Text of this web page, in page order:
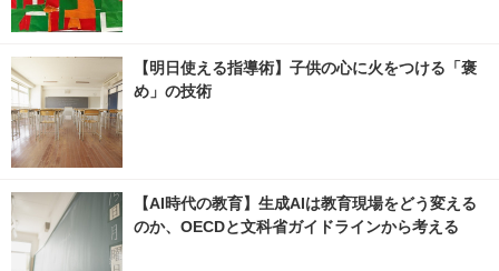
【明日使える指導術】子供の心に火をつける「褒
め」の技術
【AI時代の教育】生成AIは教育現場をどう変える
のか、OECDと文科省ガイドラインから考える